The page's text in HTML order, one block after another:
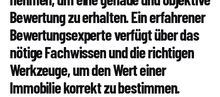
Bewertung zu erhalten. Ein erfahrener
Bewertungsexperte verfügt über das
nötige Fachwissen und die richtigen
Werkzeuge, um den Wert einer
Immobilie korrekt zu bestimmen.